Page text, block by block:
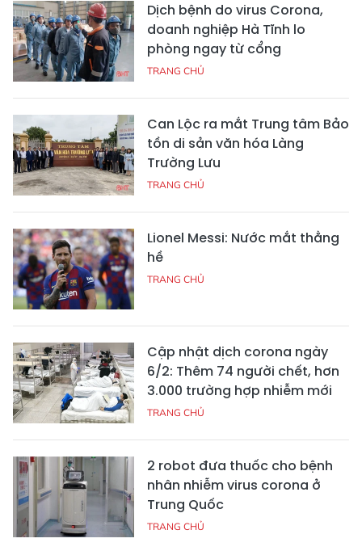
Dịch bệnh do virus Corona,
doanh nghiệp Hà Tĩnh lo
phòng ngay từ cổng
TRANG CHỦ
Can Lộc ra mắt Trung tâm Bảo
tồn di sản văn hóa Làng
Trường Lưu
TRANG CHỦ
Lionel Messi: Nước mắt thằng
hề
TRANG CHỦ
Cập nhật dịch corona ngày
6/2: Thêm 74 người chết, hơn
3.000 trường hợp nhiễm mới
TRANG CHỦ
2 robot đưa thuốc cho bệnh
nhân nhiễm virus corona ở
Trung Quốc
TRANG CHỦ